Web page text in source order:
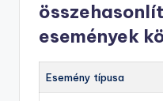
események
Esemény típusa